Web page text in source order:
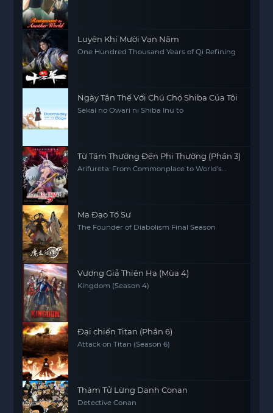
Luyện Khí Mười Vạn Năm
One Hundred Thousand Years of Qi Refining
Ngày Tận Thế Với Chú Chó Shiba Của Tôi
Sekai no Owari ni Shiba Inu to
Từ Tầm Thường Đến Phi Thường (Phần 3)
Arifureta: From Commonplace to World's
Ma Đạo Tổ Sư
The Founder of Diabolism Final Season
Vương Giả Thiên Hạ (Mùa 4)
Kingdom (Season 4)
Đại chiến Titan (Phần 6)
Attack on Titan (Season 6)
Thám Tử Lừng Danh Conan
Detective Conan